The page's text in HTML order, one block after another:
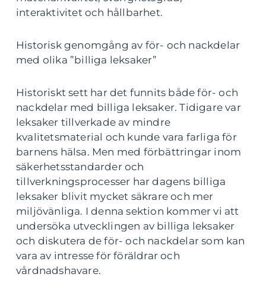
interaktivitet och hållbarhet.
Historisk genomgång av för- och nackdelar
med olika ”billiga leksaker”
Historiskt sett har det funnits både för- och
nackdelar med billiga leksaker. Tidigare var
leksaker tillverkade av mindre
kvalitetsmaterial och kunde vara farliga för
barnens hälsa. Men med förbättringar inom
säkerhetsstandarder och
tillverkningsprocesser har dagens billiga
leksaker blivit mycket säkrare och mer
miljövänliga. I denna sektion kommer vi att
undersöka utvecklingen av billiga leksaker
och diskutera de för- och nackdelar som kan
vara av intresse för föräldrar och
vårdnadshavare.